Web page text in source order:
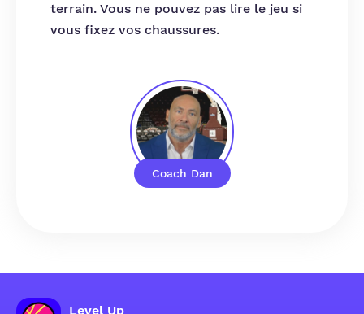
Coach Dan
terrain. Vous ne pouvez pas lire le jeu si
vous fixez vos chaussures.
Level Up